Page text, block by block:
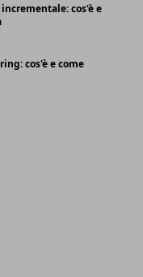
cos'è e
cos'è e come